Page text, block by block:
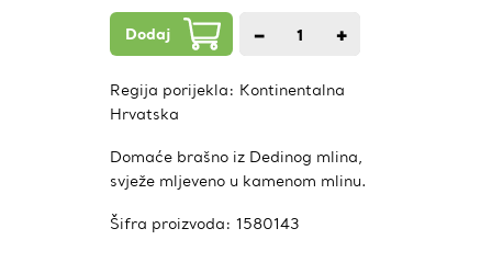
Dodaj − 1 +
Regija porijekla: Kontinentalna
Hrvatska
Domaće brašno iz Dedinog mlina,
svježe mljeveno u kamenom mlinu.
Šifra proizvoda: 1580143